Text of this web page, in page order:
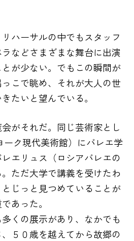
ハーサルの中でもスタッフ
などさまざまな舞台に出演
が少ない。でもこの瞬間が
こで眺め、それが大人の世
たいと望んでいる。
がそれだ。同じ芸術家とし
ク現代美術館）にバレエ学
エリュス（ロシアバレエの
ただ大学で講義を受けたわ
じっと見つめていることが
あった。
くの展示があり、なかでも
５０歳を越えてから故郷の